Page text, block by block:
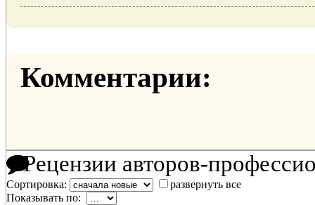
Комментарии:
Рецензии авторов-
Сортировка:
развернуть все
Показывать по: